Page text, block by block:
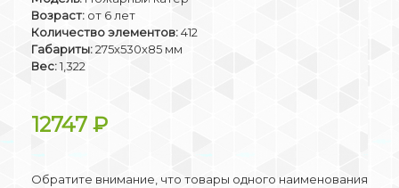
Возраст: от 6 лет
Количество элементов:412
Габариты:275x530x85 мм
Вес:1,322
12747 ₽
Обратите внимание, что товары одного наименования